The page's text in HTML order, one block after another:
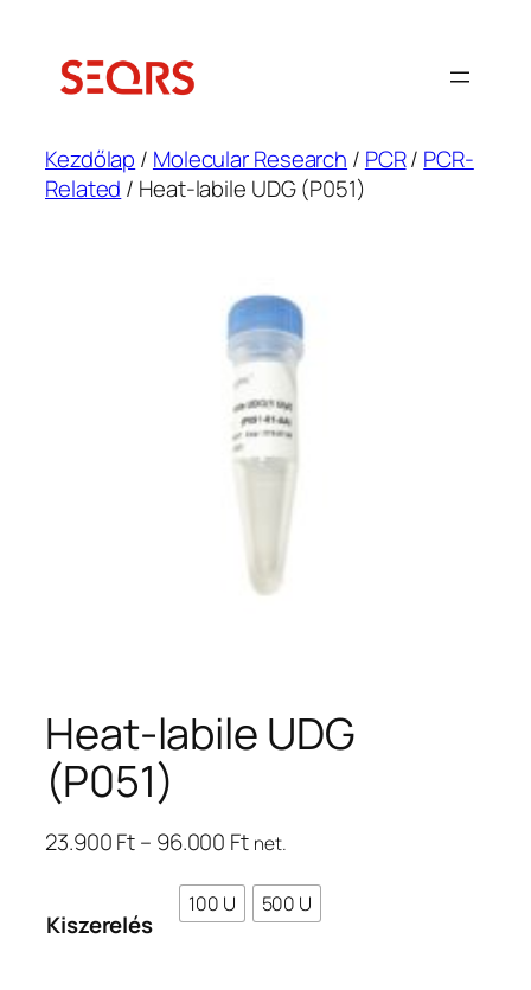
tartalomhoz
Kezdőlap / Molecular Research / PCR/ PCR-
Related / Heat-labile UDG (P051)
Heat-labile UDG
(P051)
23.900Ft– 96.000 FtÁrtartomány:
96.000 Ft
net.
Kiszerelés
100 U 500 U